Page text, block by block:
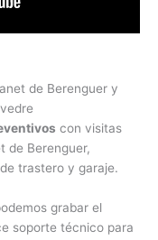
de Berenguer y
con visitas
de Berenguer,
trastero y garaje.
grabar el
soporte técnico para